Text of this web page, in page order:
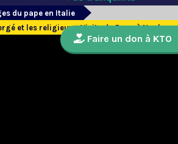
du pape en Italie
et les religieux - Visite du Pape à Naples
Faire un don à KTO